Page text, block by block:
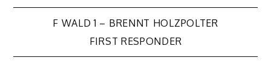
Beitragsnavigation
F WALD 1 – BRENNT HOLZPOLTER
FIRST RESPONDER